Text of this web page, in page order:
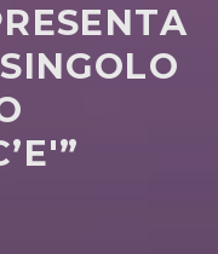
WEB: